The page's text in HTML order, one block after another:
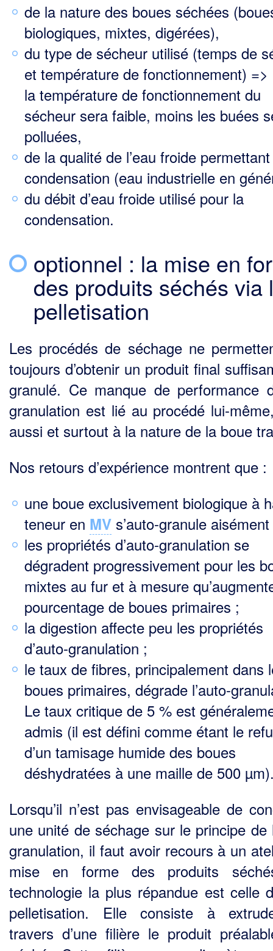
de la nature des boues séchées
biologiques, mixtes, digérées),
du type de sécheur utilisé (temps de
et température de fonctionnement) =>
la température de fonctionnement du
sécheur sera faible, moins les buées
polluées,
de la qualité de l’eau froide
condensation (eau industrielle en
du débit d’eau froide utilisé pour la
condensation.
optionnel : la mise en
des produits séchés via
pelletisation
Les procédés de séchage ne
toujours d’obtenir un produit final
granulé. Ce manque de performance
granulation est lié au procédé lui-
aussi et surtout à la nature de la boue
Nos retours d’expérience montrent que :
une boue exclusivement biologique à
teneur en MV s’auto-granule
les propriétés d’auto-granulation se
dégradent progressivement pour les
mixtes au fur et à mesure
pourcentage de boues primaires ;
la digestion affecte peu les propriétés
d’auto-granulation ;
le taux de fibres, principalement dans
boues primaires, dégrade l’auto-
Le taux critique de 5 % est
admis (il est défini comme étant le
d’un tamisage humide des boues
déshydratées à une maille de 500
Lorsqu’il n’est pas envisageable de
une unité de séchage sur le principe de
granulation, il faut avoir recours à un
mise en forme des produits
technologie la plus répandue est celle
pelletisation. Elle consiste à
travers d’une filière le produit